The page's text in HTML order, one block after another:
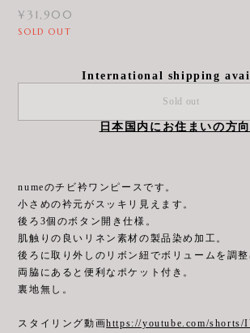
¥31,900
SOLD OUT
International shipping
Sold out
日本国内にお住まいの方
numeのチビ衿ワンピースです。
小さめの衿元がスッキリ見えます。
後ろ3個のボタン開き仕様。
肌触りの良いリネン素材の製品染め加工。
後ろに取り外しのリボン紐でボリュームを調整
両脇にあると便利なポケット付き。
裏地無し。
スタイリング動画https://youtube.com/shorts/